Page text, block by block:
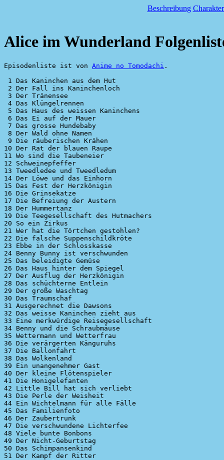
Beschreibung
Alice im Wunderland
Episodenliste ist von Anime no Tomodachi .
1 Das Kaninchen aus dem Hut
2 Der Fall ins Kaninchenloch
3 Der Tränensee
4 Das Klüngelrennen
5 Das Haus des weissen Kaninchens
6 Das Ei auf der Mauer
7 Das grosse Hundebaby
8 Der Wald ohne Namen
9 Die räuberischen Krähen
10 Der Rat der blauen Raupe
11 Wo sind die Taubeneier
12 Schweinepfeffer
13 Tweedledee und Tweedledum
14 Der Löwe und das Einhorn
15 Das Fest der Herzkönigin
16 Die Grinsekatze
17 Die Befreiung der Austern
18 Der Hummertanz
19 Die Teegesellschaft des Hutmachers
20 So ein Zirkus
21 Wer hat die Törtchen gestohlen?
22 Die falsche Suppenschildkröte
23 Ebbe in der Schlosskasse
24 Benny Bunny ist verschwunden
25 Das beleidigte Gemüse
26 Das Haus hinter dem Spiegel
27 Der Ausflug der Herzkönigin
28 Das schüchterne Entlein
29 Der große Waschtag
30 Das Traumschaf
31 Ausgerechnet die Dawsons
32 Das weisse Kaninchen zieht aus
33 Eine merkwürdige Reisegesellschaft
34 Benny und die Schraubmäuse
35 Wettermann und Wetterfrau
36 Die verärgerten Känguruhs
37 Die Ballonfahrt
38 Das Wolkenland
39 Ein unangenehmer Gast
40 Der kleine Flötenspieler
41 Die Honigelefanten
42 Little Bill hat sich verliebt
43 Die Perle der Weisheit
44 Ein Wichtelmann für alle Fälle
45 Das Familienfoto
46 Der Zaubertrunk
47 Die verschwundene Lichterfee
48 Viele bunte Bonbons
49 Der Nicht-Geburtstag
50 Das Schimpansenkind
51 Der Kampf der Ritter